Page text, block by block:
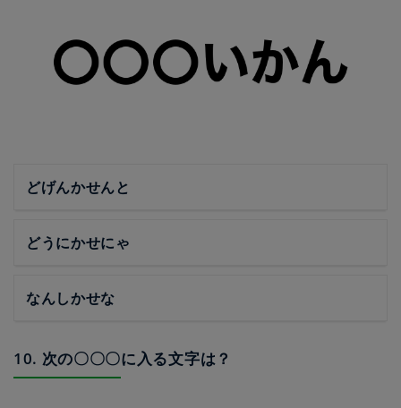
どげんかせんと
どうにかせにゃ
なんしかせな
10. 次の〇〇〇に入る文字は？